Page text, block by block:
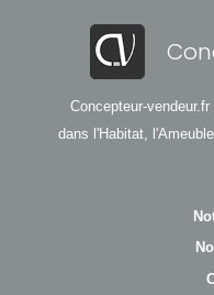
Concepteur-
dans l'Habitat,